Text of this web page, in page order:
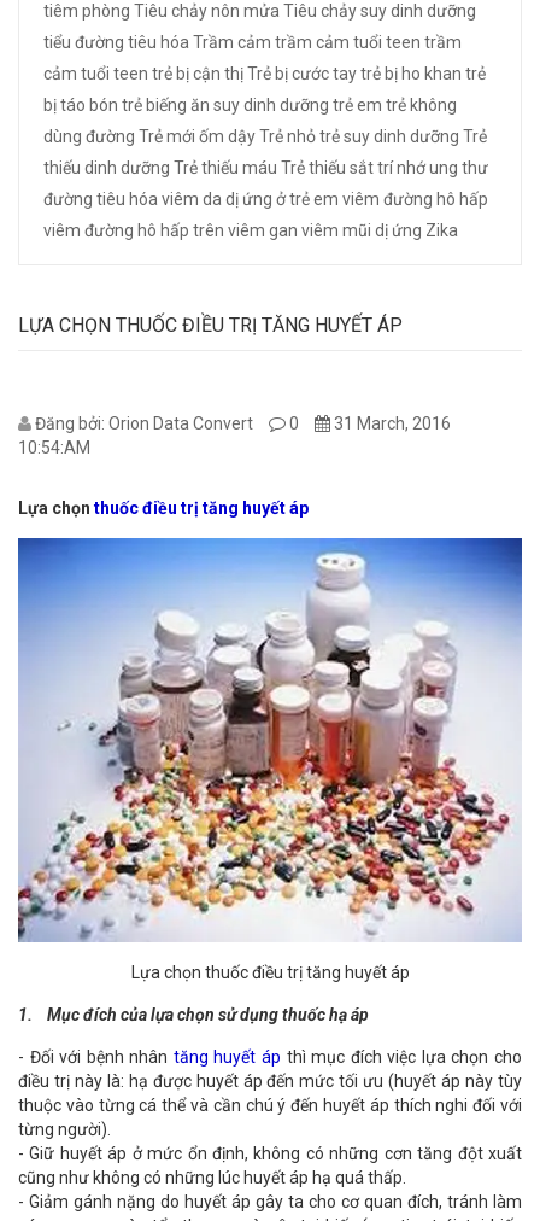
tiêm phòng Tiêu chảy nôn mửa Tiêu chảy suy dinh dưỡng
tiểu đường tiêu hóa Trầm cảm trầm cảm tuổi teen trầm
cảm tuổi teen trẻ bị cận thịTrẻ bị cước taytrẻ bị ho khan trẻ
bị táo bón trẻ biếng ăn suy dinh dưỡng trẻ em trẻ không
dùng đường Trẻ mới ốm dậyTrẻ nhỏtrẻ suy dinh dưỡng Trẻ
thiếu dinh dưỡng Trẻ thiếu máu Trẻ thiếu sắttrí nhớung thư
đường tiêu hóa viêm da dị ứng ở trẻ em viêm đường hô hấp
viêm đường hô hấp trên viêm gan viêm mũi dị ứng Zika
LỰA CHỌN THUỐC ĐIỀU TRỊ TĂNG HUYẾT ÁP
Đăng bởi: Orion Data Convert 0
31 March, 2016
10:54:AM
Lựa chọn thuốc điều trị tăng huyết áp
Lựa chọn thuốc điều trị tăng huyết áp
1. Mục đích của lựa chọn sử dụng thuốc hạ áp
- Đối với bệnh nhân tăng huyết áp thì mục đích việc lựa chọn cho
điều trị này là: hạ được huyết áp đến mức tối ưu (huyết áp này tùy
thuộc vào từng cá thể và cần chú ý đến huyết áp thích nghi đối với
từng người).
- Giữ huyết áp ở mức ổn định, không có những cơn tăng đột xuất
cũng như không có những lúc huyết áp hạ quá thấp.
- Giảm gánh nặng do huyết áp gây ta cho cơ quan đích, tránh làm